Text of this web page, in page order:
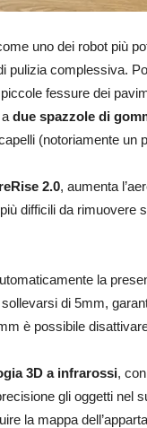
uno dei robot più
pulizia complessiva.
fessure dei
due spazzole di
(notoriamente un
2.0, aumenta
difficili da rimuovere
la
di 5mm,
è possibile
3D a infrarossi,
gli oggetti nel
la mappa